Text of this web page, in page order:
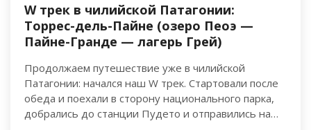
W трек в чилийской Патагонии:
Торрес-дель-Пайне (озеро Пеоэ —
Пайне-Гранде — лагерь Грей)
Продолжаем путешествие уже в чилийской
Патагонии: начался наш W трек. Стартовали после
обеда и поехали в сторону национального парка,
добрались до станции Пудето и отправились на